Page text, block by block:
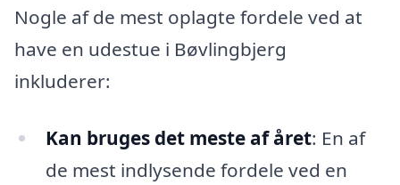
Nogle af de mest oplagte fordele ved at
have en udestue i Bøvlingbjerg
inkluderer:
Kan bruges det meste af året: En af
de mest indlysende fordele ved en